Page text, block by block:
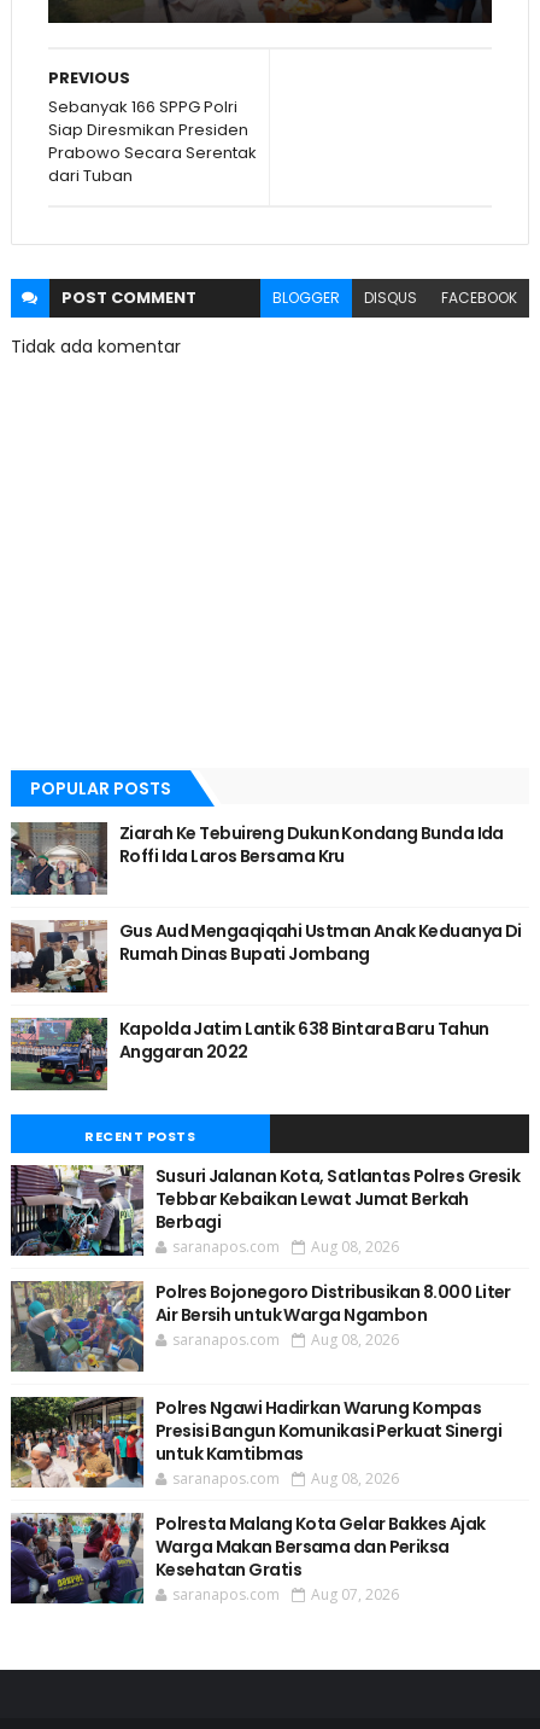
PREVIOUS
Sebanyak 166 SPPG Polri
Siap Diresmikan Presiden
Prabowo Secara Serentak
dari Tuban
POST COMMENT BLOGGER DISQUS FACEBOOK
Tidak ada komentar
POPULAR POSTS
Ziarah Ke Tebuireng Dukun Kondang Bunda Ida
Roffi Ida Laros Bersama Kru
Gus Aud Mengaqiqahi Ustman Anak Keduanya Di
Rumah Dinas Bupati Jombang
Kapolda Jatim Lantik 638 Bintara Baru Tahun
Anggaran 2022
RECENT POSTS
Susuri Jalanan Kota, Satlantas Polres Gresik
Tebbar Kebaikan Lewat Jumat Berkah
Berbagi
saranapos.com Aug 08, 2026
Polres Bojonegoro Distribusikan 8.000 Liter
Air Bersih untuk Warga Ngambon
saranapos.com Aug 08, 2026
Polres Ngawi Hadirkan Warung Kompas
Presisi Bangun Komunikasi Perkuat Sinergi
untuk Kamtibmas
saranapos.com Aug 08, 2026
Polresta Malang Kota Gelar Bakkes Ajak
Warga Makan Bersama dan Periksa
Kesehatan Gratis
saranapos.com Aug 07, 2026